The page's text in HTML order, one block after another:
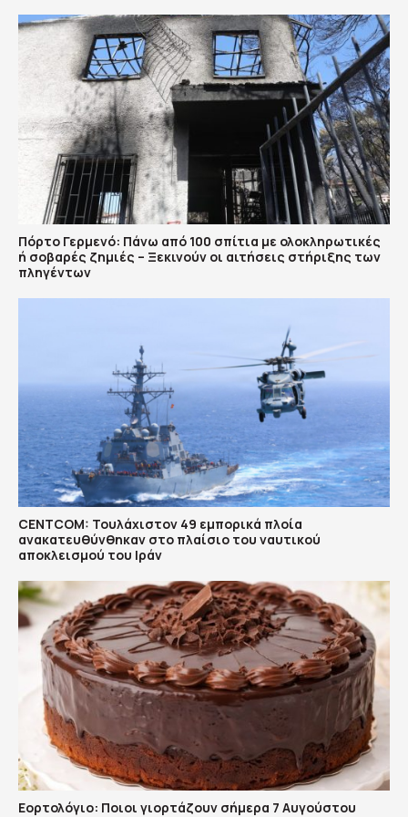
Πόρτο Γερμενό: Πάνω από 100 σπίτια με ολοκληρωτικές
ή σοβαρές ζημιές – Ξεκινούν οι αιτήσεις στήριξης των
πληγέντων
CENTCOM: Τουλάχιστον 49 εμπορικά πλοία
ανακατευθύνθηκαν στο πλαίσιο του ναυτικού
αποκλεισμού του Ιράν
Εορτολόγιο: Ποιοι γιορτάζουν σήμερα 7 Αυγούστου